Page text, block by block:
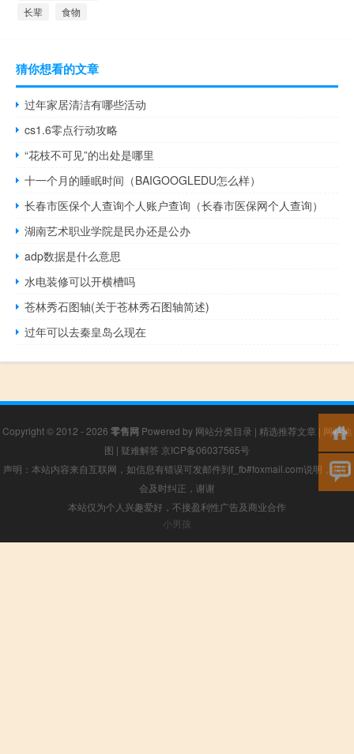
长辈 食物
猜你想看的文章
过年家居清洁有哪些活动
cs1.6零点行动攻略
“花枝不可见”的出处是哪里
十一个月的睡眠时间（BAIGOOGLEDU怎么样）
长春市医保个人查询个人账户查询（长春市医保网个人查询）
湖南艺术职业学院是民办还是公办
adp数据是什么意思
水电装修可以开横槽吗
苍林秀石图轴(关于苍林秀石图轴简述)
过年可以去秦皇岛么现在
Copyright © 2012 - 2026 零售网 Powered by 网站分类目录 | 精选推荐文章 | 网站地
图 | 疑难解答 京ICP备06037565号
声明：本站内容来自互联网，如信息有错误可发邮件到f_fb#foxmail.com说明，我们
会及时纠正，谢谢
本站仅为个人兴趣爱好，不接盈利性广告及商业合作
小男孩